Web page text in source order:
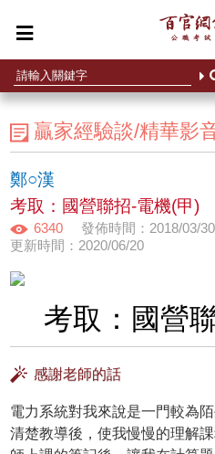
贏家經驗談/精華影
鄭○漢
考取：國營聯招-電機(甲)
6340
發佈時間：2018/03/30
更新時間：2020/06/20
考取：國營
感謝老師的話
電力系統對我來說是一門較為
清楚教導後，使我慢慢的理解